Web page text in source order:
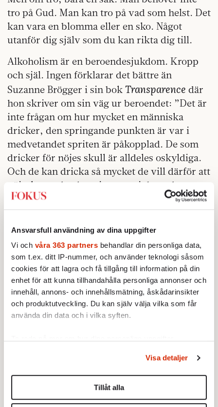
Ansvarsfull användning av dina uppgifter
Vi och våra 363 partners behandlar din personliga data,
som t.ex. ditt IP-nummer, och använder teknologi såsom
cookies för att lagra och få tillgång till information på din
enhet för att kunna tillhandahålla personliga annonser och
innehåll, annons- och innehållsmätning, åskådarinsikter
och produktutveckling. Du kan själv välja vilka som får
använda din data och i vilka syften.
Du kan ändra eller dra tillbaka ditt samtycke när som
helst från cookie-förklaringen.
Vi använder enhetsidentifierare för att anpassa innehållet
Visa detaljer
Tillåt alla
tro på Gud. Man kan tro på vad som helst. Det
kan vara en blomma eller en sko. Något
utanför dig själv som du kan rikta dig till.
Alkoholism är en beroendesjukdom. Kropp
och själ. Ingen förklarar det bättre än
Suzanne Brögger i sin bok Transparence där
hon skriver om sin väg ur beroendet: ”Det är
inte frågan om hur mycket en människa
dricker, den springande punkten är var i
medvetandet spriten är påkopplad. De som
dricker för nöjes skull är alldeles oskyldiga.
Och de kan dricka så mycket de vill därför att
nöjeslystnaden har sina egna inbyggda
gränser. Men för alkoholister är spriten
kopplad till begäret, till identiteten eller
identitetslösheten om man så vill, kort sagt:
till döden.”
Om man som jag legat vaken och vetat jag
kommer att dö om jag fortsätter och ändå vet
jag kommer att fortsätta, vet man vad hon
snackar om. Och det är inget fiktivt mörker
att färdas i.
ett år gammal, blir två, tre, fyra … beroendet
förändrar personligheten, det är dags att lära
känna sig själv igen.